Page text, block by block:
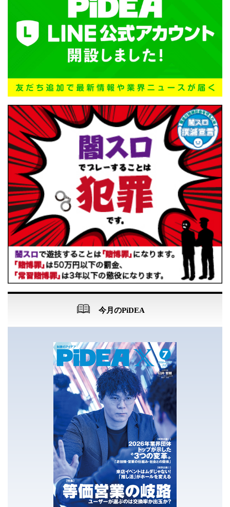
今月のPiDEA